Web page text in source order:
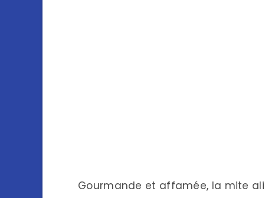
Gourmande et affamée, la mite